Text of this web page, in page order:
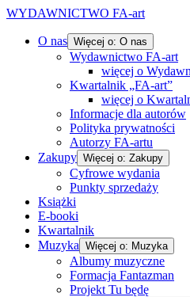
WYDAWNICTWO FA-art
O nas Więcej o: O nas
Wydawnictwo FA-art
więcej o
Kwartalnik „FA-art”
więcej o
Informacje dla autorów
Polityka prywatności
Autorzy FA-artu
Zakupy Więcej o: Zakupy
Cyfrowe wydania
Punkty sprzedaży
Książki
E-booki
Kwartalnik
Muzyka Więcej o: Muzyka
Albumy muzyczne
Formacja Fantazman
Projekt Tu będę